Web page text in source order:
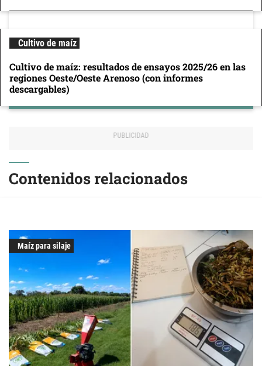
Cultivo de maíz
Cultivo de maíz: resultados de ensayos 2025/26 en las
regiones Oeste/Oeste Arenoso (con informes
descargables)
Contenidos relacionados
Maíz para silaje